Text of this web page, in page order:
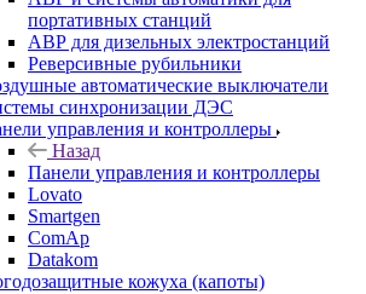
портативных станций
АВР для дизельных электростанций
Реверсивные рубильники
автоматические выключатели
синхронизации ДЭС
управления и контроллеры
Назад
Панели управления и контроллеры
Lovato
Smartgen
ComAp
Datakom
кожуха (капоты)